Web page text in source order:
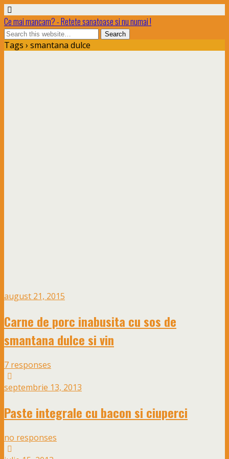
Ce mai mancam? - Retete sanatoase si nu numai !
Tags › smantana dulce
august 21, 2015
Carne de porc inabusita cu sos de
smantana dulce si vin
7 responses
septembrie 13, 2013
Paste integrale cu bacon si ciuperci
no responses